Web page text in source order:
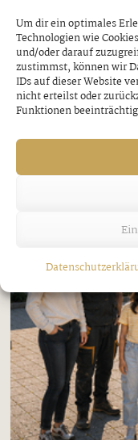
Um dir ein optimales
Technologien wie
und/oder darauf
zustimmst, können wir
IDs auf dieser Website
nicht erteilst oder
Funktionen